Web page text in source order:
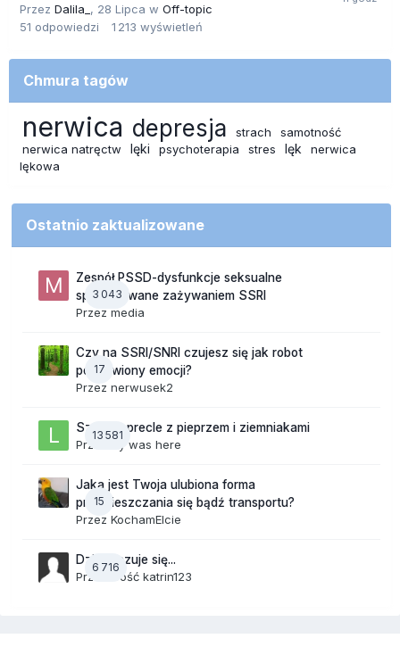
Przez Dalila_ , 28 Lipca w Off-topic
51 odpowiedzi 1 213 wyświetleń
Chmura tagów
nerwica depresja strach
samotność
nerwica natręctw
lęki psychoterapia stres lęk
nerwica
lękowa
Ostatnio zaktualizowane
3 043
Zespół PSSD-dysfunkcje seksualne
spowodowane zażywaniem SSRI
Przez media
17
Czy na SSRI/SNRI czujesz się jak robot
pozbawiony emocji?
Przez nerwusek2
13 581
Szalone precle z pieprzem i ziemniakami
Przez
lily was here
15
Jaka jest Twoja ulubiona forma
przemieszczania się bądź transportu?
Przez KochamElcie
6 716
Dzisiaj czuje się...
Przez Gość katrin123